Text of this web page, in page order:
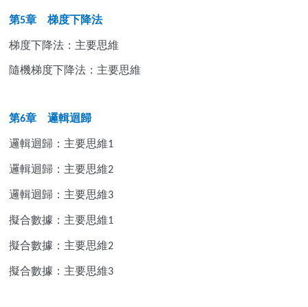
第5章 梯度下降法
梯度下降法：主要思維
隨機梯度下降法：主要思維
第6章 邏輯迴歸
邏輯迴歸：主要思維1
邏輯迴歸：主要思維2
邏輯迴歸：主要思維3
擬合數據：主要思維1
擬合數據：主要思維2
擬合數據：主要思維3